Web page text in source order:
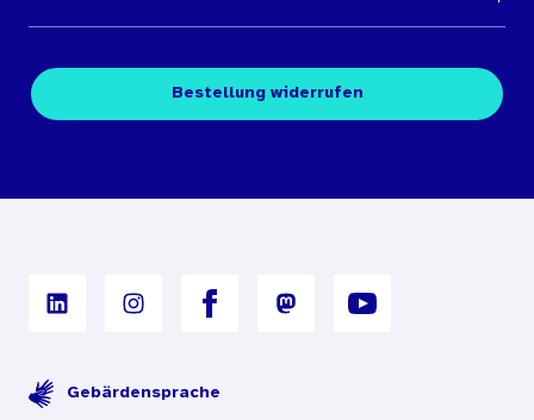
Medienübersichten
Kontakt
Fachpublikationen
Digitales Archiv
Bestellung widerrufen
Gebärdensprache